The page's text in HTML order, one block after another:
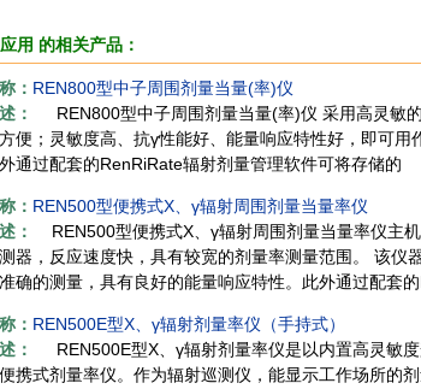
用 的相关产品：
： REN800型中子周围剂量当量(率)仪
：
REN800型中子周围剂量当量(率)仪 采用高灵敏
便；灵敏度高、抗γ性能好、能量响应特性好，即可用
通过配套的RenRiRate辐射剂量管理软件可将存储的
： REN500型便携式X、γ辐射周围剂量当量率仪
：
REN500型便携式X、γ辐射周围剂量当量率仪主
器，反应速度快，具有较宽的剂量率测量范围。 该仪
确的测量，具有良好的能量响应特性。此外通过配套
： REN500E型X、γ辐射剂量率仪（手持式）
：
REN500E型X、γ辐射剂量率仪是以内置高灵敏
携式剂量率仪。作为辐射巡测仪，能显示工作场所的